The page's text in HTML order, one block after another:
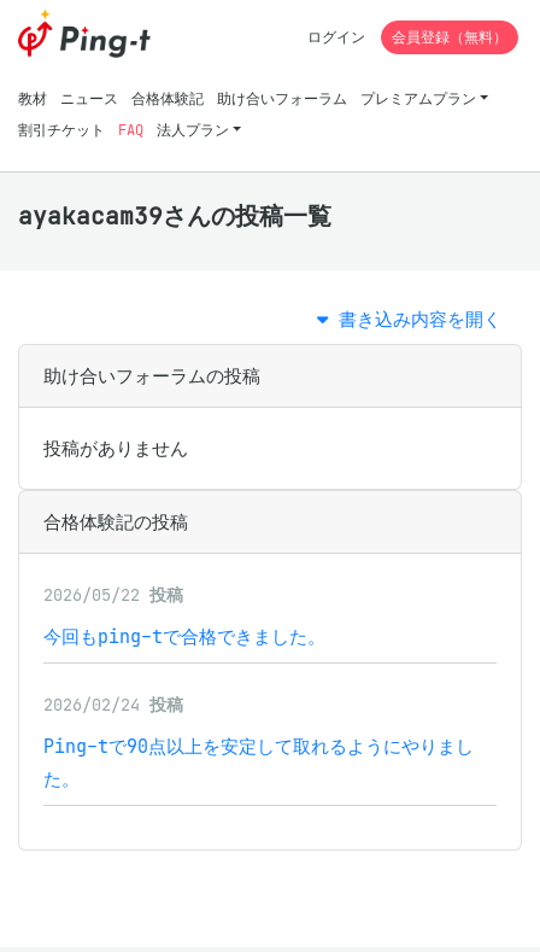
教材 ニュース 合格体験記 助け合いフォーラム
プレミアムプラン
割引チケット
FAQ 法人プラン
ログイン 会員登録（無料）
ayakacam39さんの投稿一覧
書き込み内容を開く
助け合いフォーラムの投稿
投稿がありません
合格体験記の投稿
2026/05/22 投稿
今回もping-tで合格できました。
2026/02/24 投稿
Ping-tで90点以上を安定して取れるようにやりまし
た。